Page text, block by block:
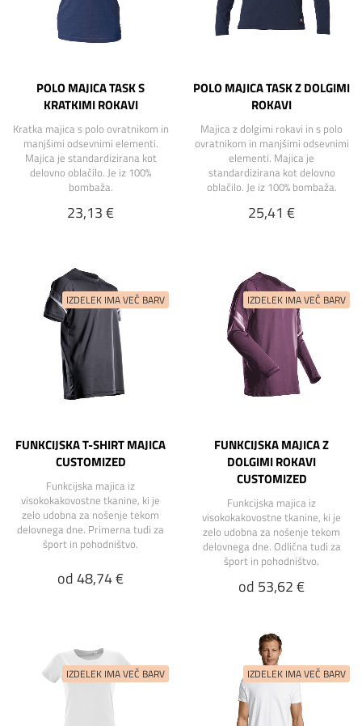
POLO MAJICA TASK S
KRATKIMI ROKAVI
Kratka majica s polo ovratnikom in
manjšimi odsevnimi elementi.
Majica je standardizirana kot
delovno oblačilo. Je iz 100%
bombaža.
23,13 €
POLO MAJICA TASK Z DOLGIMI
ROKAVI
Majica z dolgimi rokavi in s polo
ovratnikom in manjšimi odsevnimi
elementi. Majica je
standardizirana kot delovno
oblačilo. Je iz 100% bombaža.
25,41 €
FUNKCIJSKA T-SHIRT MAJICA
CUSTOMIZED
Funkcijska majica iz
visokokakovostne tkanine, ki je
zelo udobna za nošenje tekom
delovnega dne. Primerna tudi za
šport in pohodništvo.
od 48,74 €
FUNKCIJSKA MAJICA Z
DOLGIMI ROKAVI
CUSTOMIZED
Funkcijska majica iz
visokokakovostne tkanine, ki je
zelo udobna za nošenje tekom
delovnega dne. Odlična tudi za
šport in pohodništvo.
od 53,62 €